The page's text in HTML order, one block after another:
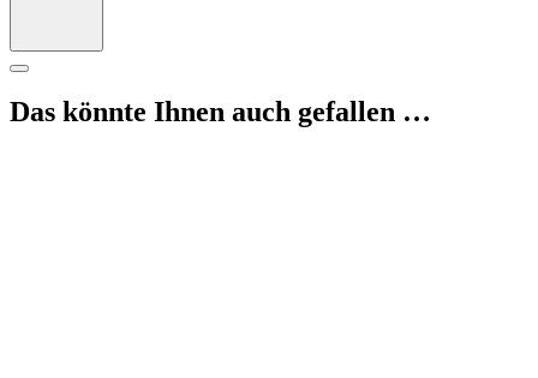
Das könnte Ihnen auch gefallen …